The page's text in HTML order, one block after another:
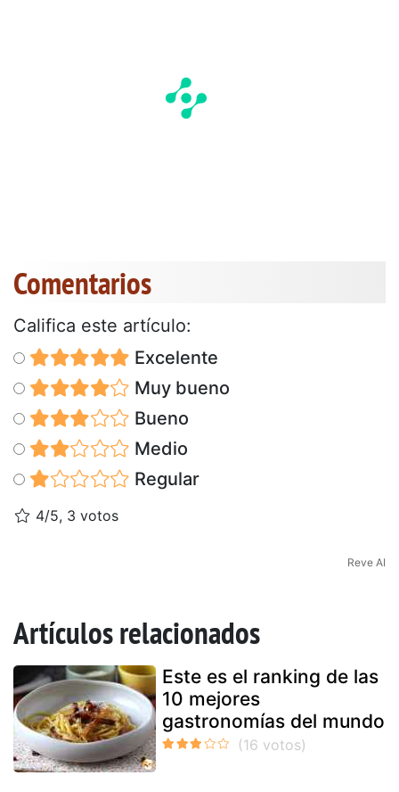
Comentarios
Califica este artículo:
Excelente
Muy bueno
Bueno
Medio
Regular
4/5, 3 votos
Reve AI
Artículos relacionados
Este es el ranking de las
10 mejores
gastronomías del mundo